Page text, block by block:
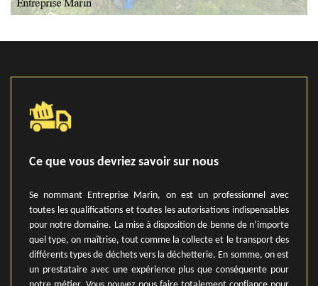
Ce que vous devriez savoir sur nous
Se nommant Entreprise Marin, on est un professionnel avec
toutes les qualifications et toutes les autorisations indispensables
pour notre domaine. La mise à disposition de benne de n’importe
quel type, on maîtrise, tout comme la collecte et le transport des
différents types de déchets vers la déchetterie. En somme, on est
un prestataire avec une expérience plus que conséquente pour